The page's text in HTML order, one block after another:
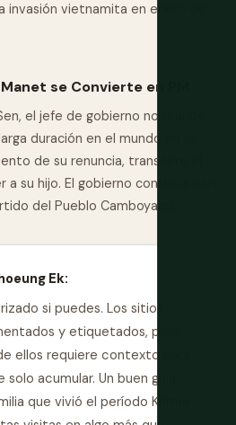
invasión vietnamita en enero de
se Convierte en PM
el jefe de gobierno no real de
duración en el mundo en el
de su renuncia, transfiere el
a su hijo. El gobierno continúa bajo
del Pueblo Camboyano.
Ek:
si puedes. Los sitios
y etiquetados, pero
ellos requiere contexto para
acumular. Un buen guía
que vivió el período Khmer